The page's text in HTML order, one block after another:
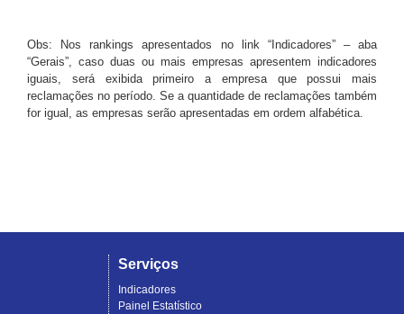
Obs: Nos rankings apresentados no link “Indicadores” – aba
“Gerais”, caso duas ou mais empresas apresentem indicadores
iguais, será exibida primeiro a empresa que possui mais
reclamações no período. Se a quantidade de reclamações também
for igual, as empresas serão apresentadas em ordem alfabética.
Serviços
Indicadores
Painel Estatístico